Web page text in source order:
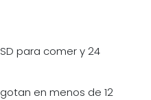
para comer y 24
en menos de 12